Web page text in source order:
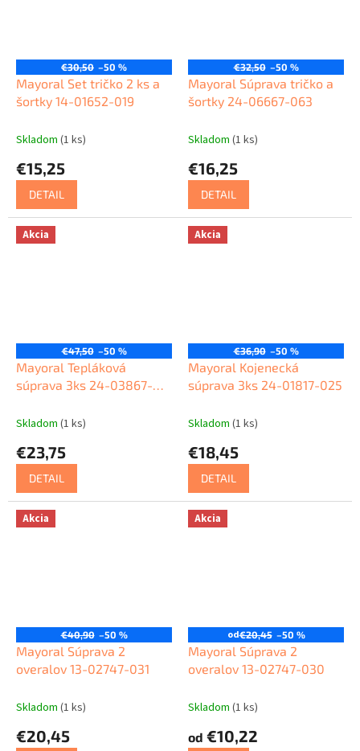
€30,50 –50 %
Mayoral Set tričko 2 ks a
šortky 14-01652-019
Skladom (1 ks)
€15,25
DETAIL
€32,50 –50 %
Mayoral Súprava tričko a
šortky 24-06667-063
Skladom (1 ks)
€16,25
DETAIL
Akcia
€47,50 –50 %
Mayoral Tepláková
súprava 3ks 24-03867-
Skladom (1 ks)
€23,75
DETAIL
Akcia
€36,90 –50 %
Mayoral Kojenecká
súprava 3ks 24-01817-025
Skladom (1 ks)
€18,45
DETAIL
Akcia
€40,90 –50 %
Mayoral Súprava 2
overalov 13-02747-031
Skladom (1 ks)
€20,45
Akcia
od€20,45 –50 %
Mayoral Súprava 2
overalov 13-02747-030
Skladom (1 ks)
od €10,22